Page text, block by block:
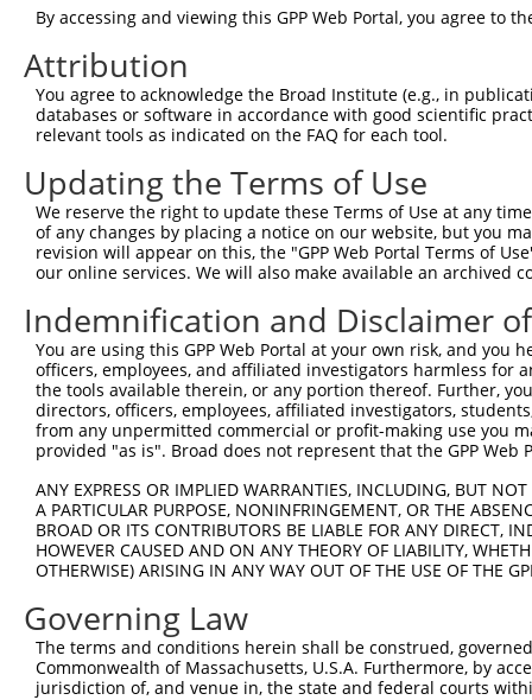
By accessing and viewing this GPP Web Portal, you agree to
Attribution
You agree to acknowledge the Broad Institute (e.g., in
databases or software in accordance with good scientific
relevant tools as indicated on the FAQ for each tool.
Updating the Terms of Use
We reserve the right to update these Terms of Use at any
of any changes by placing a notice on our website, but you
revision will appear on this, the "GPP Web Portal Terms of
our online services. We will also make available an archived
Indemnification and Disclaimer
You are using this GPP Web Portal at your own risk, and
officers, employees, and affiliated investigators harmless for
the tools available therein, or any portion thereof. Further,
directors, officers, employees, affiliated investigators,
from any unpermitted commercial or profit-making use you
provided "as is". Broad does not represent that the GPP
ANY EXPRESS OR IMPLIED WARRANTIES, INCLUDING, BUT
A PARTICULAR PURPOSE, NONINFRINGEMENT, OR THE
BROAD OR ITS CONTRIBUTORS BE LIABLE FOR ANY DIRECT,
HOWEVER CAUSED AND ON ANY THEORY OF LIABILITY,
OTHERWISE) ARISING IN ANY WAY OUT OF THE USE OF THE
Governing Law
The terms and conditions herein shall be construed,
Commonwealth of Massachusetts, U.S.A. Furthermore, by
jurisdiction of, and venue in, the state and federal courts